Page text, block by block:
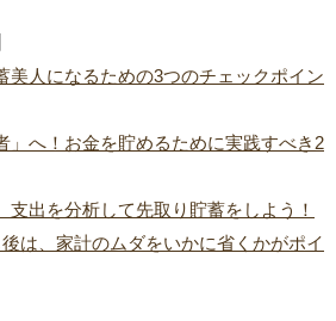
美人になるための3つのチェックポイン
」へ！お金を貯めるために実践すべき2
出を分析して先取り貯蓄をしよう！
は、家計のムダをいかに省くかがポイ